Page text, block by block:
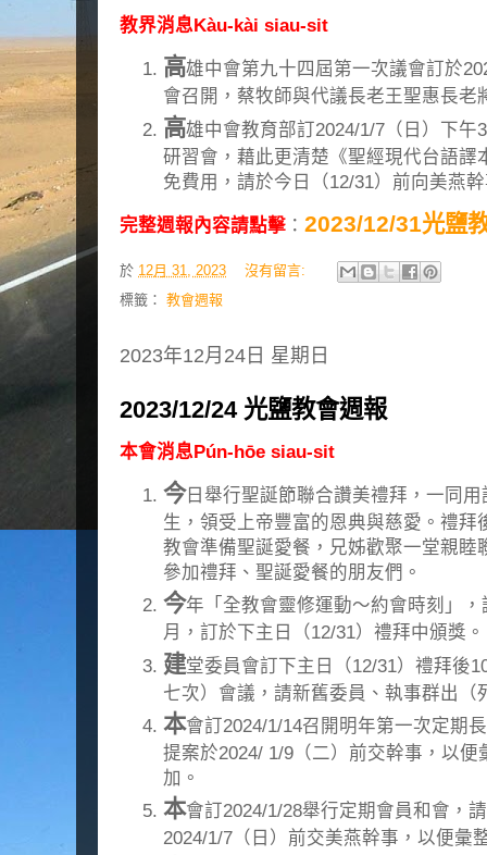
教界消息Kàu-kài siau-sit
高雄中會第九十四屆第一次議會訂於
會召開，蔡牧師與代議長老王聖惠長老
高雄中會教育部訂2024/1/7（日）下午
研習會，藉此更清楚《聖經現代台語譯
免費用，請於今日（12/31）前向美燕
完整週報內容請點擊 ： 2023/12/31光鹽
於 12月 31, 2023
沒有留言:
標籤： 教會週報
2023年12月24日 星期日
2023/12/24 光鹽教會週報
本會消息Pún-hōe siau-sit
今日舉行聖誕節聯合讚美禮拜，一同
生，領受上帝豐富的恩典與慈愛。禮
教會準備聖誕愛餐，兄姊歡聚一堂親
參加禮拜、聖誕愛餐的朋友們。
今年「全教會靈修運動～約會時刻」
月，訂於下主日（12/31）禮拜中頒獎。
建堂委員會訂下主日（12/31）禮拜後
七次）會議，請新舊委員、執事群出（
本會訂2024/1/14召開明年第一次定期
提案於2024/ 1/9（二）前交幹事，以
加。
本會訂2024/1/28舉行定期會員和會，
2024/1/7（日）前交美燕幹事，以便彙